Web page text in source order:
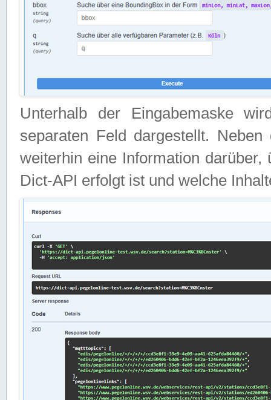
Unterhalb der Eingabemaske
separaten Feld dargestellt.
weiterhin eine Information
Dict-API erfolgt ist und welche